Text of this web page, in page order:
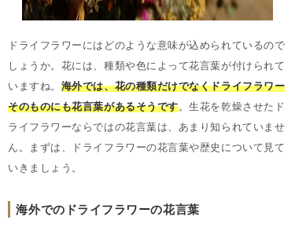
ドライフラワーにはどのような意味が込められているので
しょうか。花には、種類や色によって花言葉が付けられて
いますね。 海外では、花の種類だけでなくドライフラワー
そのものにも花言葉があるそうです。生花を乾燥させたド
ライフラワーならではの花言葉は、あまり知られていませ
ん。まずは、ドライフラワーの花言葉や歴史について見て
いきましょう。
海外でのドライフラワーの花言葉